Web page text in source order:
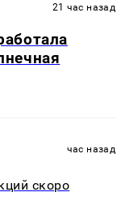
21 час назад
час назад
скоро